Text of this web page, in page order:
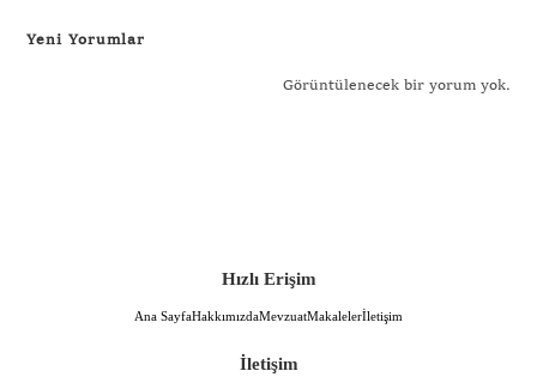
Yeni Yorumlar
Görüntülenecek bir yorum yok.
Hızlı Erişim
Ana SayfaHakkımızdaMevzuatMakalelerİletişim
İletişim